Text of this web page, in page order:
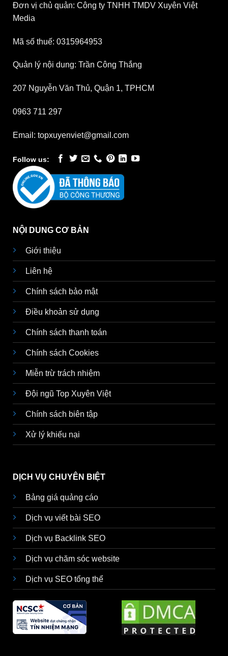
Đơn vị chủ quản: Công ty TNHH TMDV Xuyên Việt
Media
Mã số thuế: 0315964953
Quản lý nội dung: Trần Công Thắng
207 Nguyễn Văn Thủ, Quận 1, TPHCM
0963 711 297
Email: topxuyenviet@gmail.com
Follow us:
NỘI DUNG CƠ BẢN
Giới thiệu
Liên hệ
Chính sách bảo mật
Điều khoản sử dụng
Chính sách thanh toán
Chính sách Cookies
Miễn trừ trách nhiệm
Đội ngũ Top Xuyên Việt
Chính sách biên tập
Xử lý khiếu nại
DỊCH VỤ CHUYÊN BIỆT
Bảng giá quảng cáo
Dịch vụ viết bài SEO
Dịch vụ Backlink SEO
Dịch vụ chăm sóc website
Dịch vụ SEO tổng thể